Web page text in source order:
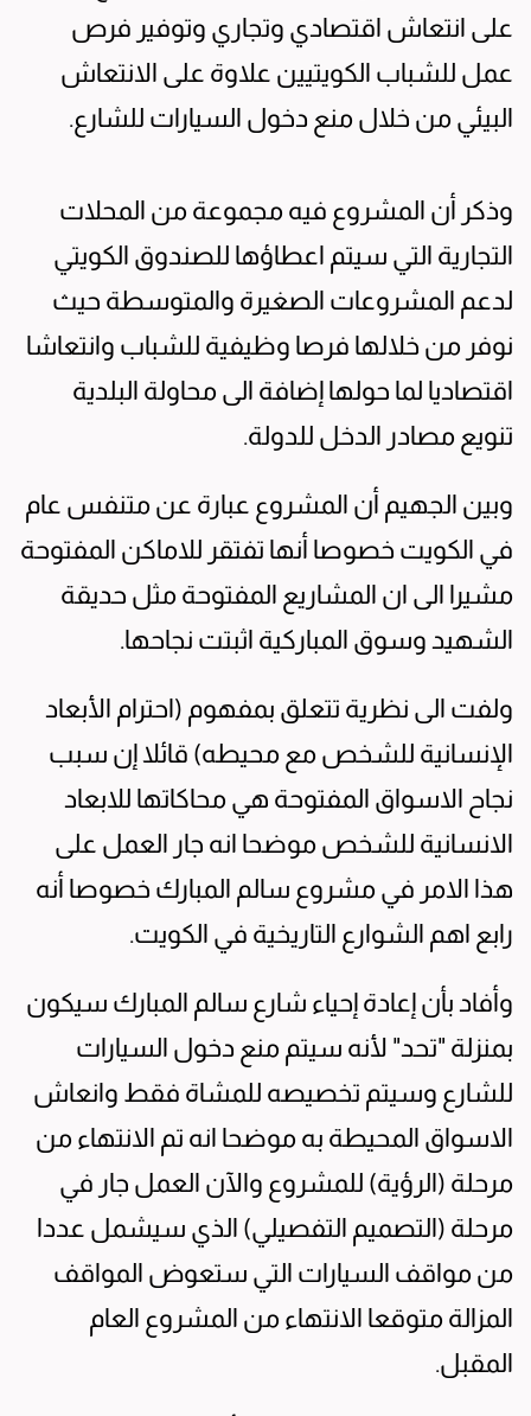
على انتعاش اقتصادي وتجاري وتوفير فرص
عمل للشباب الكويتيين علاوة على الانتعاش
البيئي من خلال منع دخول السيارات للشارع.
وذكر أن المشروع فيه مجموعة من المحلات
التجارية التي سيتم اعطاؤها للصندوق الكويتي
لدعم المشروعات الصغيرة والمتوسطة حيث
نوفر من خلالها فرصا وظيفية للشباب وانتعاشا
اقتصاديا لما حولها إضافة الى محاولة البلدية
تنويع مصادر الدخل للدولة.
وبين الجهيم أن المشروع عبارة عن متنفس عام
في الكويت خصوصا أنها تفتقر للاماكن المفتوحة
مشيرا الى ان المشاريع المفتوحة مثل حديقة
الشهيد وسوق المباركية اثبتت نجاحها.
ولفت الى نظرية تتعلق بمفهوم (احترام الأبعاد
الإنسانية للشخص مع محيطه) قائلا إن سبب
نجاح الاسواق المفتوحة هي محاكاتها للابعاد
الانسانية للشخص موضحا انه جار العمل على
هذا الامر في مشروع سالم المبارك خصوصا أنه
رابع اهم الشوارع التاريخية في الكويت.
وأفاد بأن إعادة إحياء شارع سالم المبارك سيكون
بمنزلة "تحد" لأنه سيتم منع دخول السيارات
للشارع وسيتم تخصيصه للمشاة فقط وانعاش
الاسواق المحيطة به موضحا انه تم الانتهاء من
مرحلة (الرؤية) للمشروع والآن العمل جار في
مرحلة (التصميم التفصيلي) الذي سيشمل عددا
من مواقف السيارات التي ستعوض المواقف
المزالة متوقعا الانتهاء من المشروع العام
المقبل.